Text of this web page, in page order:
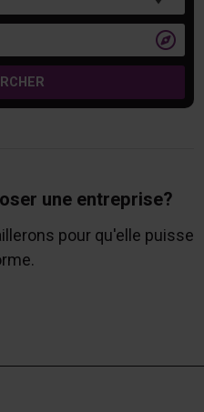

une entreprise?
pour qu'elle puisse